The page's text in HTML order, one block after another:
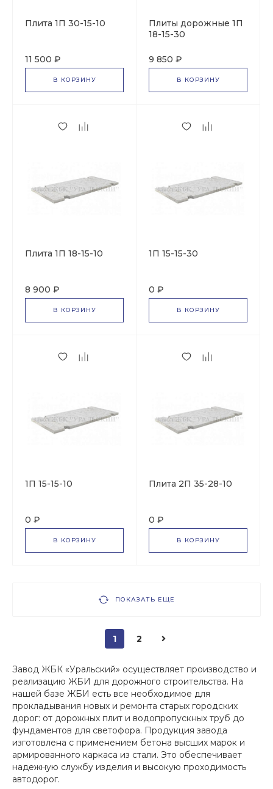
Плита 1П 30-15-10
11 500 ₽
В КОРЗИНУ
Плиты дорожные 1П
18-15-30
9 850 ₽
В КОРЗИНУ
Плита 1П 18-15-10
8 900 ₽
В КОРЗИНУ
1П 15-15-30
0 ₽
В КОРЗИНУ
1П 15-15-10
0 ₽
В КОРЗИНУ
Плита 2П 35-28-10
0 ₽
В КОРЗИНУ
ПОКАЗАТЬ ЕЩЕ
1 2
Завод ЖБК «Уральский» осуществляет производство и
реализацию ЖБИ для дорожного строительства. На
нашей базе ЖБИ есть все необходимое для
прокладывания новых и ремонта старых городских
дорог: от дорожных плит и водопропускных труб до
фундаментов для светофора. Продукция завода
изготовлена с применением бетона высших марок и
армированного каркаса из стали. Это обеспечивает
надежную службу изделия и высокую проходимость
автодорог.